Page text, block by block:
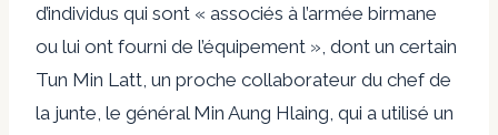
d’individus qui sont « associés à l’armée birmane
ou lui ont fourni de l’équipement », dont un certain
Tun Min Latt, un proche collaborateur du chef de
la junte, le général Min Aung Hlaing, qui a utilisé un